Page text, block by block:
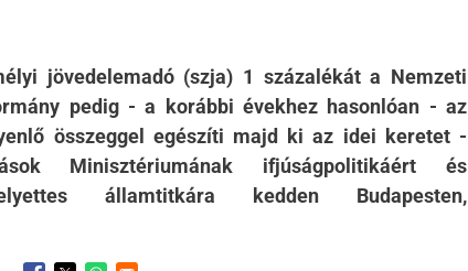
jövedelemadó (szja) 1 százalékát a Nemzeti
pedig - a korábbi évekhez hasonlóan - az
összeggel egészíti majd ki az idei keretet -
Minisztériumának ifjúságpolitikáért és
államtitkára kedden Budapesten,